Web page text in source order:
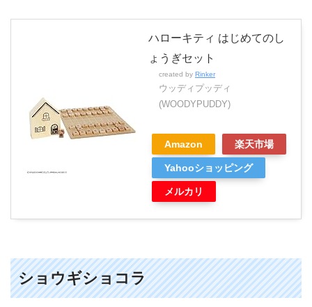
ハローキティ はじめてのし
ょうぎセット
created by Rinker
ウッディプッディ
(WOODYPUDDY)
Amazon 楽天市場
Yahooショッピング
メルカリ
ショウギショコラ